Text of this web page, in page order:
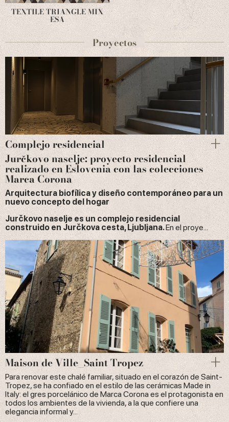
TEXTILE TRIANGLE MIX
ESA
Proyectos
Complejo residencial
Jurčkovo naselje: proyecto residencial
realizado en Eslovenia con las colecciones
Marca Corona
Arquitectura biofílica y diseño contemporáneo para un
nuevo concepto del hogar
Jurčkovo naselje es un complejo residencial
construido en Jurčkova cesta, Ljubljana.En el proye...
Maison de Ville_Saint Tropez
Para renovar este chalé familiar, situado en el corazón de Saint-
Tropez, se ha confiado en el estilo de las cerámicas Made in
Italy: el gres porcelánico de Marca Corona es el protagonista en
todos los ambientes de la vivienda, a la que confiere una
elegancia informal y...